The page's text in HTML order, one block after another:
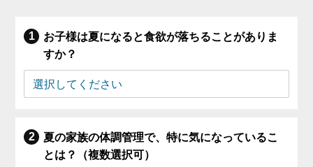
お子様は夏になると食欲が落ちることがありま
すか？
夏の家族の体調管理で、特に気になっているこ
とは？（複数選択可）